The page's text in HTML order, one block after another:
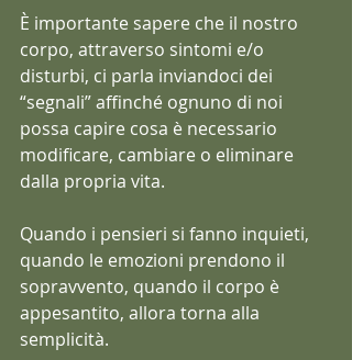
È importante sapere che il nostro
corpo, attraverso sintomi e/o
disturbi, ci parla inviandoci dei
“segnali” affinché ognuno di noi
possa capire cosa è necessario
modificare, cambiare o eliminare
dalla propria vita.
Quando i pensieri si fanno inquieti,
quando le emozioni prendono il
sopravvento, quando il corpo è
appesantito, allora torna alla
semplicità.